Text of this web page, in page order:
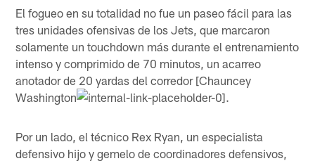
El fogueo en su totalidad no fue un paseo fácil para las
tres unidades ofensivas de los Jets, que marcaron
solamente un touchdown más durante el entrenamiento
intenso y comprimido de 70 minutos, un acarreo
anotador de 20 yardas del corredor [Chauncey
Washington
.
Por un lado, el técnico Rex Ryan, un especialista
defensivo hijo y gemelo de coordinadores defensivos,